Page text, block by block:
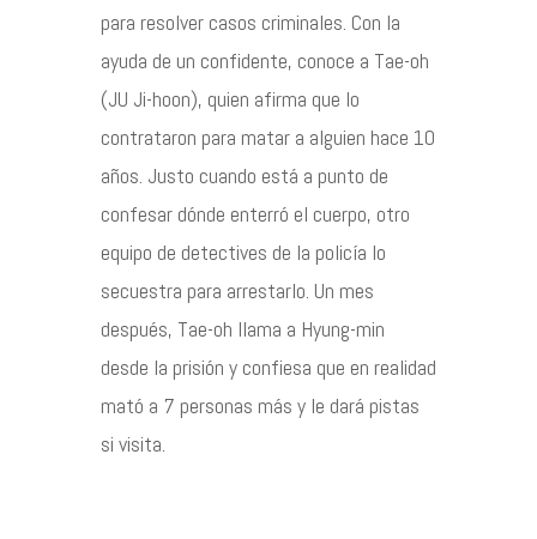
para resolver casos criminales. Con la
ayuda de un confidente, conoce a Tae-oh
(JU Ji-hoon), quien afirma que lo
contrataron para matar a alguien hace 10
años. Justo cuando está a punto de
confesar dónde enterró el cuerpo, otro
equipo de detectives de la policía lo
secuestra para arrestarlo. Un mes
después, Tae-oh llama a Hyung-min
desde la prisión y confiesa que en realidad
mató a 7 personas más y le dará pistas
si visita.
©2026 COPYRIGHT FLOTHEMES